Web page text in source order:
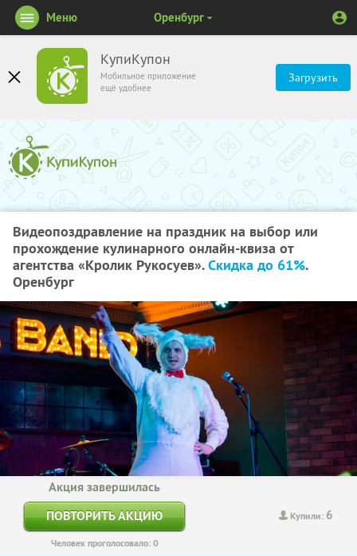
КупиКупон
Мобильное приложение
ещё удобнее
Загрузить
Меню Оренбург
Видеопоздравление на праздник на выбор или
прохождение кулинарного онлайн-квиза от
агентства «Кролик Рукосуев».Скидка до 61%.
Оренбург
Купили: 6
Акция завершилась
ПОВТОРИТЬ АКЦИЮ
Человек проголосовало: 0